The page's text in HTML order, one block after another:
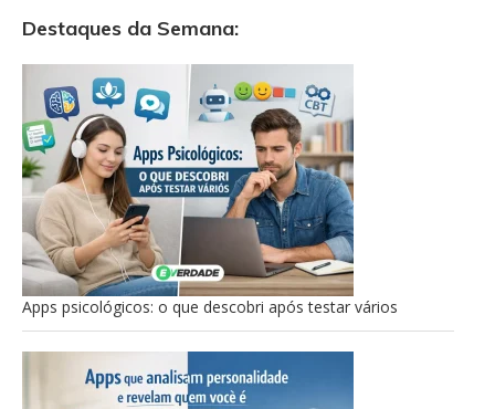
Destaques da Semana:
Apps psicológicos: o que descobri após testar vários